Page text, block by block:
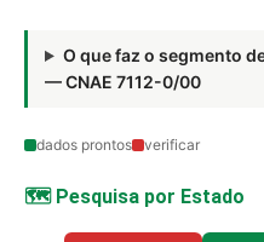
O que faz o segmento
— CNAE 7112-0/00
dados prontos verificar
🗺️ Pesquisa por Estado